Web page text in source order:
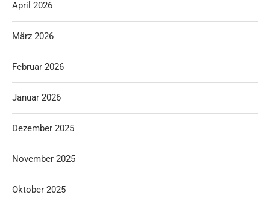
April 2026
März 2026
Februar 2026
Januar 2026
Dezember 2025
November 2025
Oktober 2025